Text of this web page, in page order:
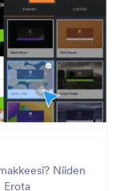
Niiden
Erota